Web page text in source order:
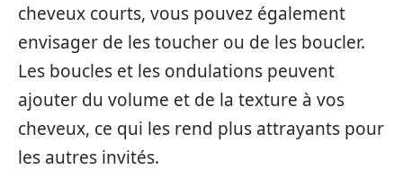
cheveux courts, vous pouvez également
envisager de les toucher ou de les boucler.
Les boucles et les ondulations peuvent
ajouter du volume et de la texture à vos
cheveux, ce qui les rend plus attrayants pour
les autres invités.